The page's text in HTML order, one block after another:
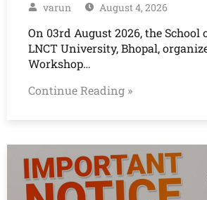
varun August 4, 2026
On 03rd August 2026, the School
LNCT University, Bhopal,
Workshop…
Continue Reading »